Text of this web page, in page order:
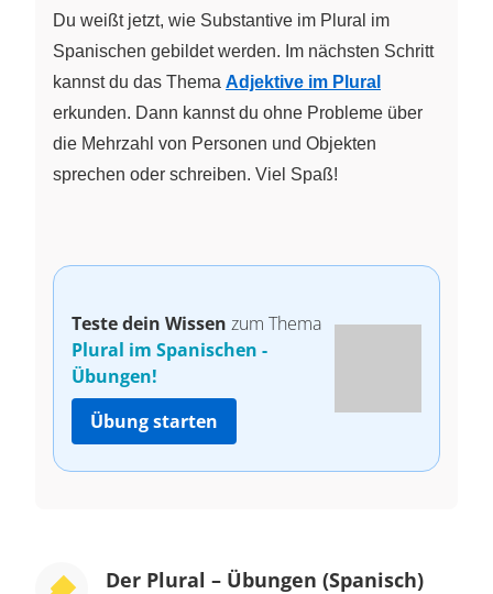
Du weißt jetzt, wie Substantive im Plural im
Spanischen gebildet werden. Im nächsten Schritt
kannst du das Thema Adjektive im Plural
erkunden. Dann kannst du ohne Probleme über
die Mehrzahl von Personen und Objekten
sprechen oder schreiben. Viel Spaß!
Teste dein Wissen zum Thema
Plural im Spanischen -
Übungen!
Übung starten
Der Plural – Übungen (Spanisch)